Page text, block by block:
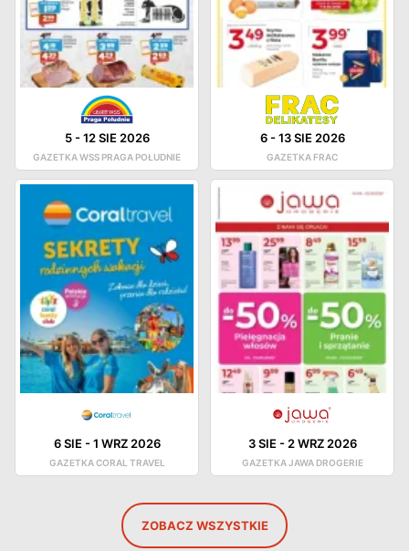
5-12 SIE 2026
GAZETKA WSS PRAGA POŁUDNIE
6-13 SIE 2026
GAZETKA FRAC
6 SIE-1 WRZ 2026
GAZETKA CORAL TRAVEL
3 SIE-2 WRZ 2026
GAZETKA JAWA DROGERIE
ZOBACZ WSZYSTKIE